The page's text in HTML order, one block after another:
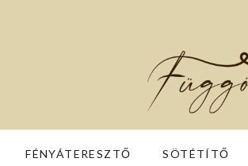
FÉNYÁTERESZTŐ SÖTÉTÍTŐ